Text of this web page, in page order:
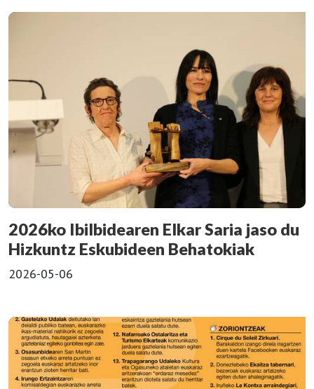
2026ko Ibilbidearen Elkar Saria jaso du
Hizkuntz Eskubideen Behatokiak
2026-05-06